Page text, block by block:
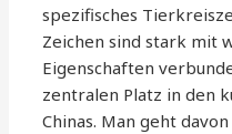
spezifisches
Zeichen sind stark mit
Eigenschaften
zentralen Platz in den
Chinas. Man geht